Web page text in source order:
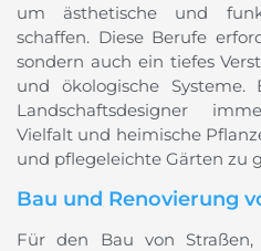
um ästhetische und
schaffen. Diese Berufe
sondern auch ein tiefes
und ökologische Systeme.
Landschaftsdesigner
Vielfalt und heimische
und pflegeleichte Gärten zu
Bau und Renovierung
Für den Bau von